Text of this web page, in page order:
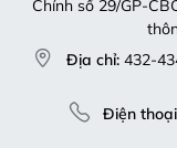
Chính số 29/GP-
Địa chỉ: 432-
Điện